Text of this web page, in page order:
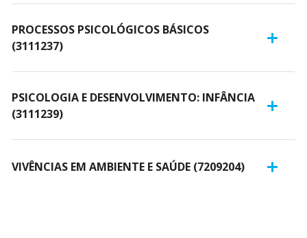
PROCESSOS PSICOLÓGICOS BÁSICOS
(3111237)
PSICOLOGIA E DESENVOLVIMENTO: INFÂNCIA
(3111239)
VIVÊNCIAS EM AMBIENTE E SAÚDE (7209204)